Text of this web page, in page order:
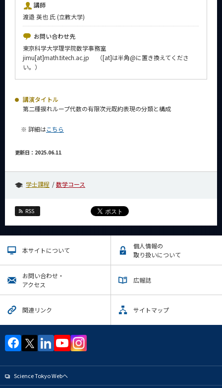
講師
渡邉 英也 氏 (立教大学)
お問い合わせ先
東京科学大学理学院数学事務室
jimu[at]math.titech.ac.jp （[at]は半角@に置き換えてくださ
い。）
講演タイトル
第二種捩れループ代数の有限次元既約表現の分類と構成
※ 詳細はこちら
更新日：2025.06.11
学士課程 数学コース
RSS
本サイトについて
個人情報の
取り扱いについて
お問い合わせ・
アクセス
広報誌
関連リンク サイトマップ
Science Tokyo Webヘ
今後の課程別イベント
年別アーカイブ
サイト構成